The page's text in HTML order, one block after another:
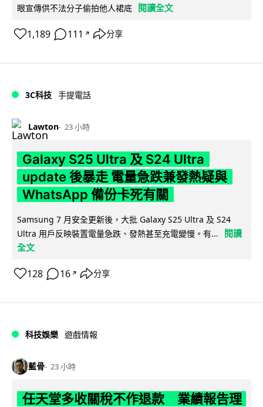
眼宣傳供不法分子偷拍他人裙底 閱讀全文
1,189 111 ↗ 分享
3C科技 手提電話
Lawton 23 小時
Galaxy S25 Ultra 及 S24 Ultra
update 後暴走 電量急跌兼發熱疑與
WhatsApp 備份卡死有關
Samsung 7 月安全更新後，大批 Galaxy S25 Ultra 及 S24
Ultra 用戶反映裝置電量急跌、發熱甚至充電變慢。有...
閱讀
全文
128 16 ↗ 分享
科技娛樂 遊戲情報
藍骨 23 小時
任天堂多收關稅不作退款 業績報告理